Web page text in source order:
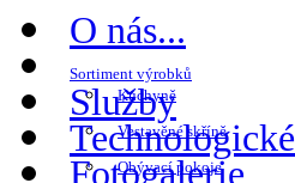
O nás...
Sortiment výrobků
Kuchyně
Vestavěné skříně
Obývací pokoje
Služby
Fotogalerie